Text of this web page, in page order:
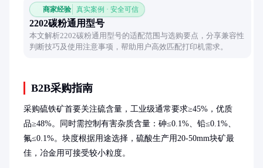
商家经验 真实案例 · 安全可信
2202碳粉通用型号
本文解析2202碳粉通用型号的适配范围与选购要点，分享兼容性
判断技巧及使用注意事项，帮助用户高效匹配打印机需求。
B2B采购指南
采购硫铁矿首要关注硫含量，工业级通常要求≥45%，优质
品≥48%。同时需控制有害杂质含量：砷≤0.1%、铅≤0.1%、
氟≤0.1%。块度根据用途选择，硫酸生产用20-50mm块矿最
佳，冶金用可接受较小粒度。